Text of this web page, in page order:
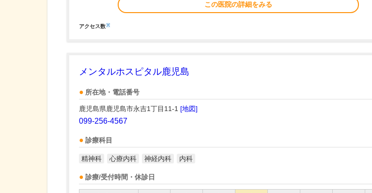
この医院の詳細をみる
アクセス数※
メンタルホスピタル鹿児島
所在地・電話番号
鹿児島県鹿児島市永吉1丁目11-1 [地図]
099-256-4567
診療科目
精神科 心療内科 神経内科 内科
診療/受付時間・休診日